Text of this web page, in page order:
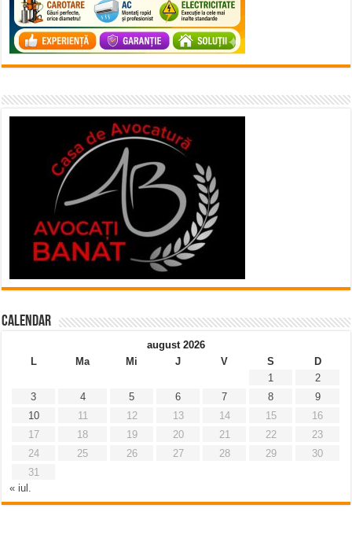
Calendar
august 2026
L
Ma Mi J V S
D
1
2
3
4 5 6 7 8
9
10
11 12 13 14 15
16
17
18 19 20 21 22
23
24
25 26 27 28 29
30
31
« iul.